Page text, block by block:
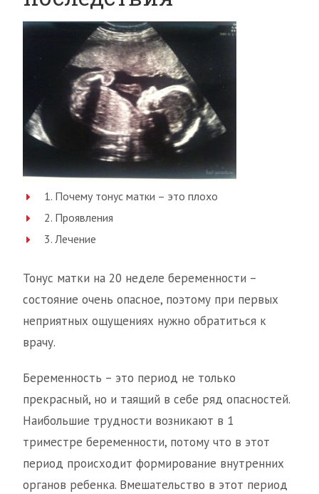
1. Почему тонус матки – это плохо
2. Проявления
3. Лечение
Тонус матки на 20 неделе беременности –
состояние очень опасное, поэтому при первых
неприятных ощущениях нужно обратиться к
врачу.
Беременность – это период не только
прекрасный, но и таящий в себе ряд опасностей.
Наибольшие трудности возникают в 1
триместре беременности, потому что в этот
период происходит формирование внутренних
органов ребенка. Вмешательство в этот период